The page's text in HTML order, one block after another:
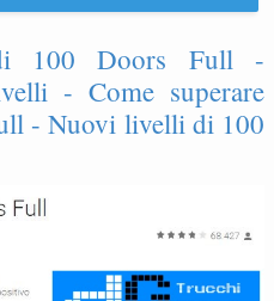
100 Doors Full -
- Come superare
- Nuovi livelli di 100